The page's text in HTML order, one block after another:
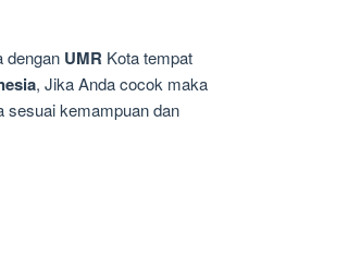
dengan UMR Kota tempat
, Jika Anda cocok maka
sesuai kemampuan dan